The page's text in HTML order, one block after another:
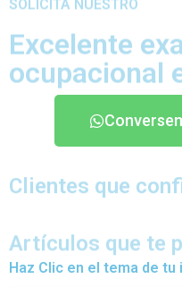
SOLICITA NUESTRO
Excelente
ocupacional
Clientes que
Artículos que te
Haz Clic en el tema de tu